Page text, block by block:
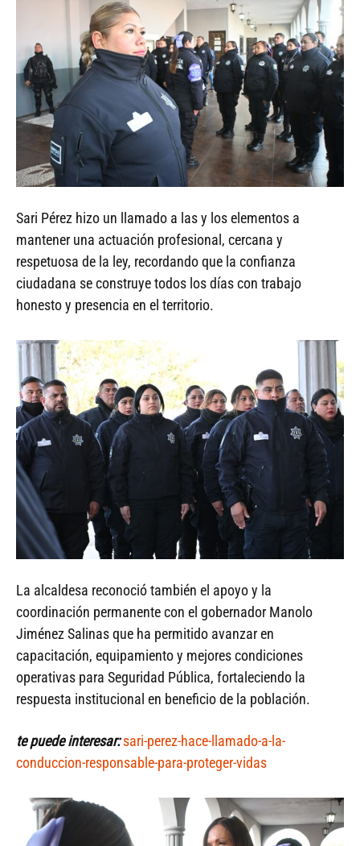
Sari Pérez hizo un llamado a las y los elementos a
mantener una actuación profesional, cercana y
respetuosa de la ley, recordando que la confianza
ciudadana se construye todos los días con trabajo
honesto y presencia en el territorio.
La alcaldesa reconoció también el apoyo y la
coordinación permanente con el gobernador Manolo
Jiménez Salinas que ha permitido avanzar en
capacitación, equipamiento y mejores condiciones
operativas para Seguridad Pública, fortaleciendo la
respuesta institucional en beneficio de la población.
te puede interesar: sari-perez-hace-llamado-a-la-
conduccion-responsable-para-proteger-vidas